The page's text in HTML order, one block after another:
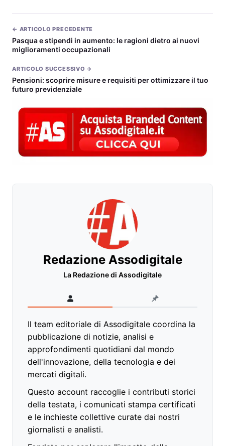
← ARTICOLO PRECEDENTE
Pasqua e stipendi in aumento: le ragioni dietro ai nuovi
miglioramenti occupazionali
ARTICOLO SUCCESSIVO →
Pensioni: scoprire misure e requisiti per ottimizzare il tuo
futuro previdenziale
Redazione Assodigitale
La Redazione di Assodigitale
Il team editoriale di Assodigitale coordina la
pubblicazione di notizie, analisi e
approfondimenti quotidiani dal mondo
dell'innovazione, della tecnologia e dei
mercati digitali.
Questo account raccoglie i contributi storici
della testata, i comunicati stampa certificati
e le inchieste collettive curate dai nostri
giornalisti e analisti.